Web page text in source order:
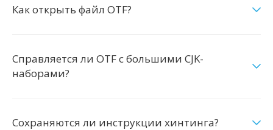
Как открыть файл OTF?
Справляется ли OTF с большими CJK-
наборами?
Сохраняются ли инструкции хинтинга?